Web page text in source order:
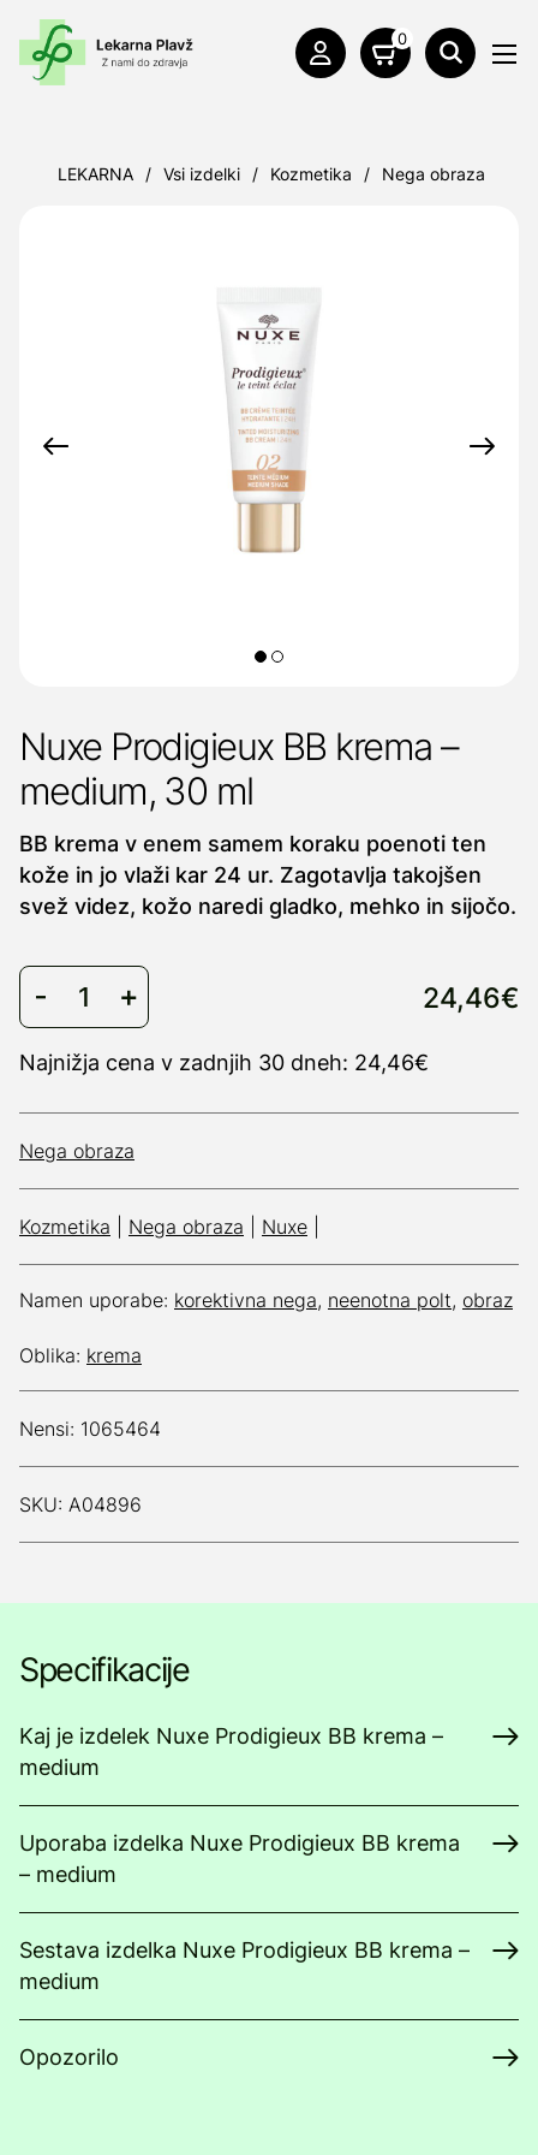
0
LEKARNA / Vsi izdelki / Kozmetika / Nega obraza
Nuxe Prodigieux BB krema –
medium, 30 ml
BB krema v enem samem koraku poenoti ten
kože in jo vlaži kar 24 ur. Zagotavlja takojšen
svež videz, kožo naredi gladko, mehko in sijočo.
24,46€
Najnižja cena v zadnjih 30 dneh: 24,46€
Nega obraza
Kozmetika Nega obraza Nuxe
Namen uporabe: korektivna nega, neenotna polt, obraz
Oblika: krema
Nensi: 1065464
SKU: A04896
Specifikacije
Kaj je izdelek Nuxe Prodigieux BB krema –
medium
Uporaba izdelka Nuxe Prodigieux BB krema
– medium
Sestava izdelka Nuxe Prodigieux BB krema –
medium
Opozorilo